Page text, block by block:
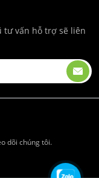
tư vấn hỗ trợ sẽ liên
dõi chúng tôi.